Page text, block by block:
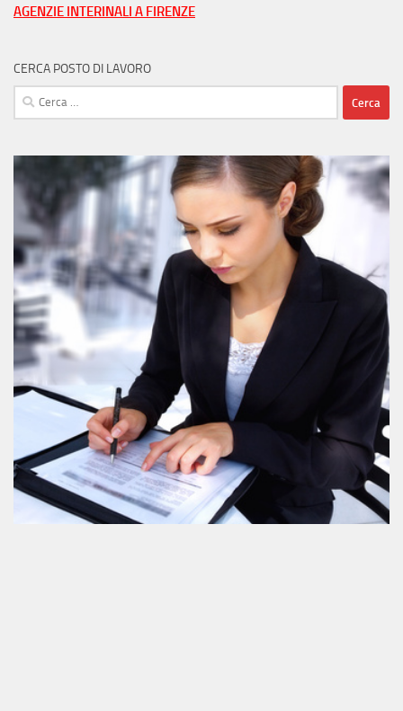
AGENZIE INTERINALI A FIRENZE
CERCA POSTO DI LAVORO
Ricerca
per: